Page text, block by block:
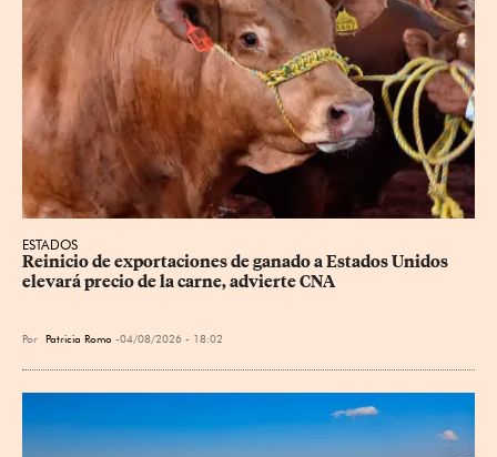
ESTADOS
Reinicio de exportaciones de ganado a Estados Unidos
elevará precio de la carne, advierte CNA
Por Patricia Romo 04/08/2026 - 18:02